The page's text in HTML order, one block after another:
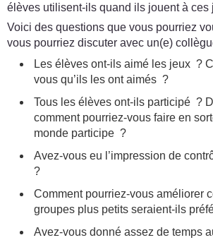
élèves utilisent-ils quand ils jouent à
Voici des questions que vous pourriez
vous pourriez discuter avec un(e)
Les élèves ont-ils aimé les jeux ?
vous qu’ils les ont aimés ?
Tous les élèves ont-ils participé ?
comment pourriez-vous faire en
monde participe ?
Avez-vous eu l’impression de
?
Comment pourriez-vous améliorer
groupes plus petits seraient-ils
Avez-vous donné assez de temps